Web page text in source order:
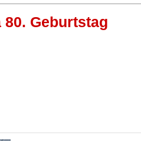
80. Geburtstag